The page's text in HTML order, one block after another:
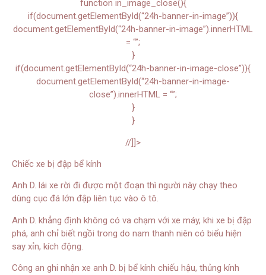
function in_image_close(){
if(document.getElementById(“24h-banner-in-image”)){
document.getElementById(“24h-banner-in-image”).innerHTML
= “”;
}
if(document.getElementById(“24h-banner-in-image-close”)){
document.getElementById(“24h-banner-in-image-
close”).innerHTML = “”;
}
}
//]]>
Chiếc xe bị đập bể kính
Anh D. lái xe rời đi được một đoạn thì người này chạy theo
dùng cục đá lớn đập liên tục vào ô tô.
Anh D. khẳng định không có va chạm với xe máy, khi xe bị đập
phá, anh chỉ biết ngồi trong do nam thanh niên có biểu hiện
say xỉn, kích động.
Công an ghi nhận xe anh D. bị bể kính chiếu hậu, thủng kính